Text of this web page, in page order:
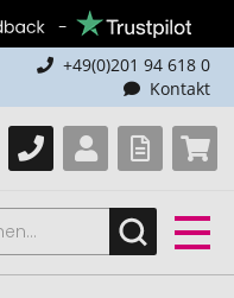
+49(0)201 94 618 0
Kontakt